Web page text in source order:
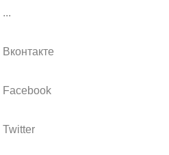
...
Вконтакте
Facebook
Twitter